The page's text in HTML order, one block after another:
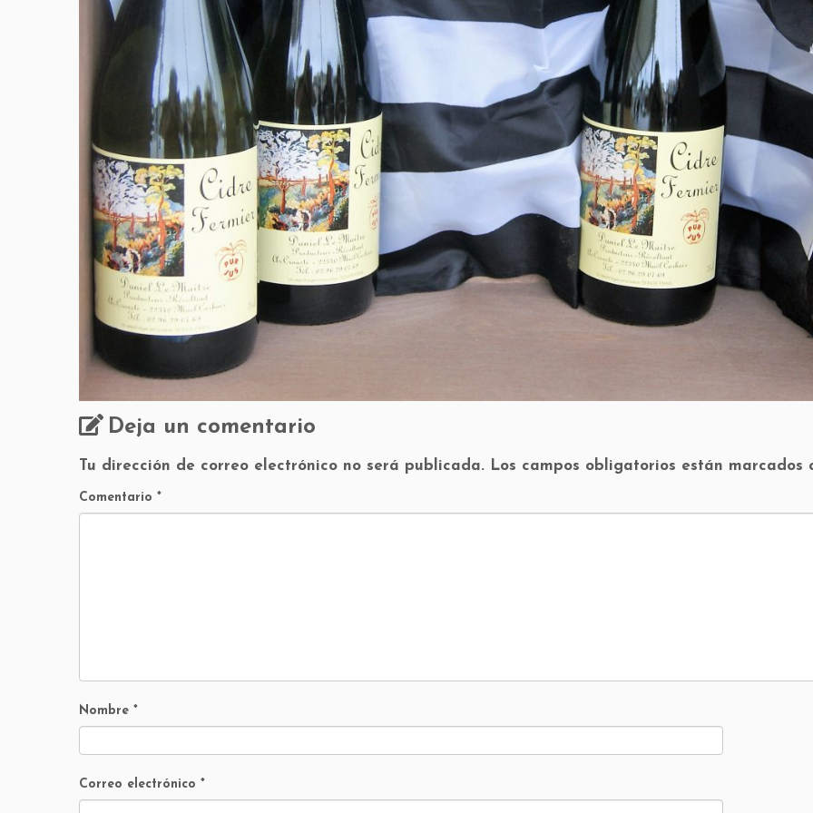
Deja un comentario
Tu dirección de correo electrónico no será publicada. Los campos obligatorios están marcados
Comentario *
Nombre *
Correo electrónico *